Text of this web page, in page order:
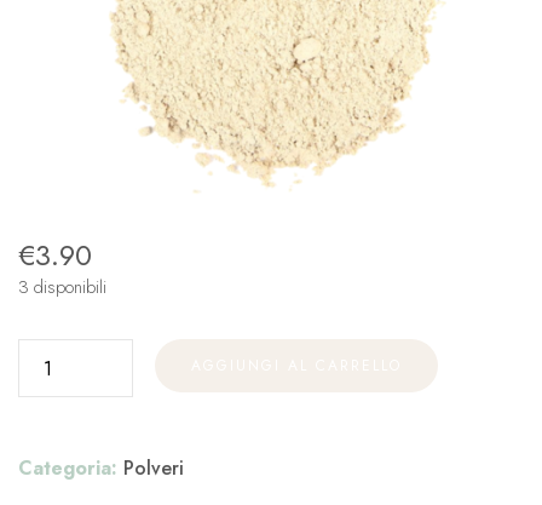
€3.90
3 disponibili
Categoria: Polveri